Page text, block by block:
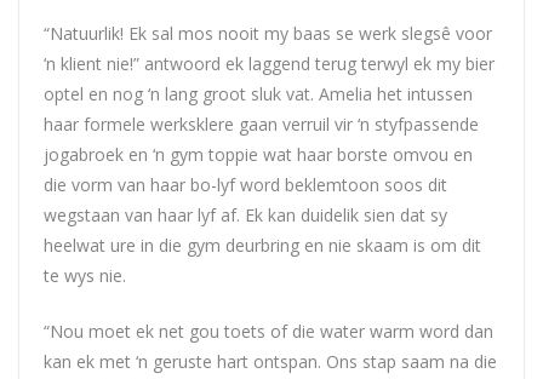
“Natuurlik! Ek sal mos nooit my baas se werk slegsê voor
‘n klient nie!” antwoord ek laggend terug terwyl ek my bier
optel en nog ‘n lang groot sluk vat. Amelia het intussen
haar formele werksklere gaan verruil vir ‘n styfpassende
jogabroek en ‘n gym toppie wat haar borste omvou en
die vorm van haar bo-lyf word beklemtoon soos dit
wegstaan van haar lyf af. Ek kan duidelik sien dat sy
heelwat ure in die gym deurbring en nie skaam is om dit
te wys nie.
“Nou moet ek net gou toets of die water warm word dan
kan ek met ‘n geruste hart ontspan. Ons stap saam na die